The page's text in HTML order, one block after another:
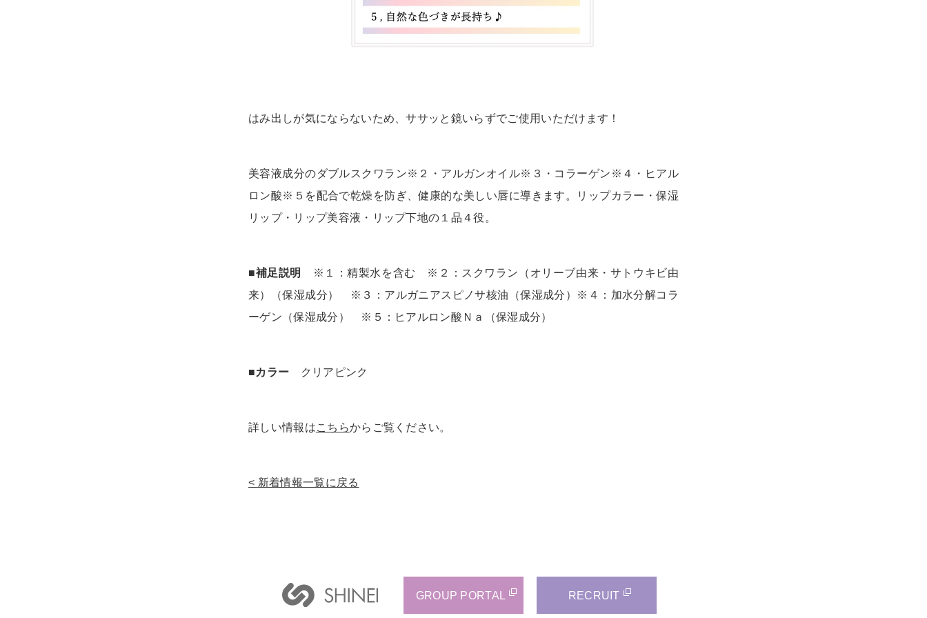
はみ出しが気にならないため、ササッと鏡いらずでご使用いただけます！
美容液成分のダブルスクワラン※２・アルガンオイル※３・コラーゲン※４・ヒアル
ロン酸※５を配合で乾燥を防ぎ、健康的な美しい唇に導きます。リップカラー・保湿
リップ・リップ美容液・リップ下地の１品４役。
■補足説明
※１：精製水を含む ※２：スクワラン（オリーブ由来・サトウキビ由
来）（保湿成分） ※３：アルガニアスピノサ核油（保湿成分）※４：加水分解コラ
ーゲン（保湿成分） ※５：ヒアルロン酸Ｎａ（保湿成分）
■カラー クリアピンク
詳しい情報はこちらからご覧ください。
新着情報一覧に戻る
GROUP PORTAL RECRUIT